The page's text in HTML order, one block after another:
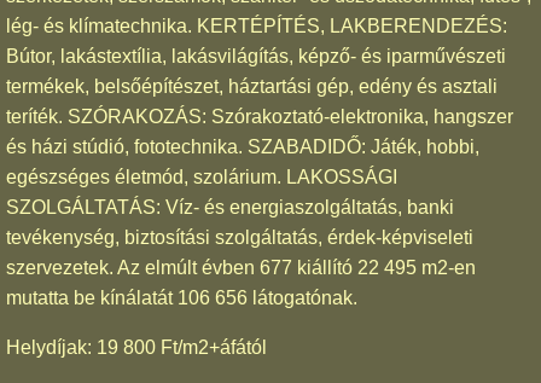
lég- és klímatechnika. KERTÉPÍTÉS, LAKBERENDEZÉS:
Bútor, lakástextília, lakásvilágítás, képző- és iparművészeti
termékek, belsőépítészet, háztartási gép, edény és asztali
teríték. SZÓRAKOZÁS: Szórakoztató-elektronika, hangszer
és házi stúdió, fototechnika. SZABADIDŐ: Játék, hobbi,
egészséges életmód, szolárium. LAKOSSÁGI
SZOLGÁLTATÁS: Víz- és energiaszolgáltatás, banki
tevékenység, biztosítási szolgáltatás, érdek-képviseleti
szervezetek. Az elmúlt évben 677 kiállító 22 495 m2-en
mutatta be kínálatát 106 656 látogatónak.
Helydíjak: 19 800 Ft/m2+áfától